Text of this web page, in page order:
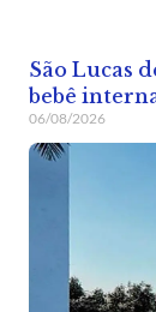
São Lucas
bebê
06/08/2026